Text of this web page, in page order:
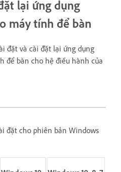
lại ứng dụng
máy tính để bàn
đặt và cài đặt lại ứng dụng
để bàn cho hệ điều hành của
đặt cho phiên bản Windows